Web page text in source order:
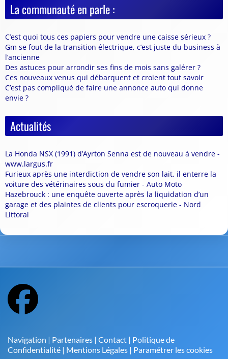
La communauté en parle :
C’est quoi tous ces papiers pour vendre une caisse sérieux ?
Gm se fout de la transition électrique, c’est juste du business à
l’ancienne
Des astuces pour arrondir ses fins de mois sans galérer ?
Ces nouveaux venus qui débarquent et croient tout savoir
C’est pas compliqué de faire une annonce auto qui donne
envie ?
Actualités
La Honda NSX (1991) d’Ayrton Senna est de nouveau à vendre -
www.largus.fr
Furieux après une interdiction de vendre son lait, il enterre la
voiture des vétérinaires sous du fumier - Auto Moto
Hazebrouck : une enquête ouverte après la liquidation d’un
garage et des plaintes de clients pour escroquerie - Nord
Littoral
Navigation | Partenaires | Contact | Politique de
Confidentialité | Mentions Légales | Paramétrer les cookies